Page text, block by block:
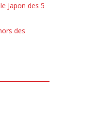
Japon des 5
des